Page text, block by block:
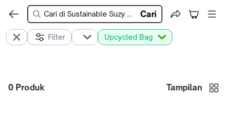
Cari
Filter Upcycled Bag
0 Produk Tampilan